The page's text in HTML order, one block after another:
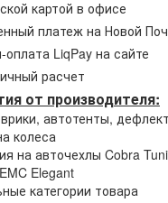
картой в офисе
платеж на Новой
оплата LiqPay на сайте
расчет
от производителя:
автотенты,
колеса
на авточехлы Cobra
Elegant
категории товара